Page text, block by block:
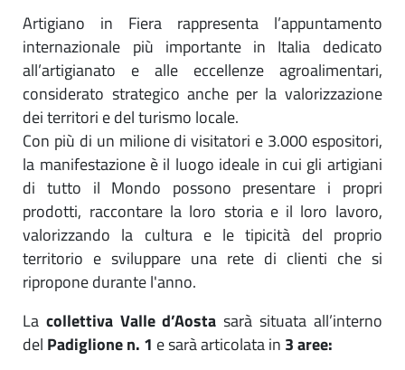
Artigiano in Fiera rappresenta l’appuntamento
internazionale più importante in Italia dedicato
all’artigianato e alle eccellenze agroalimentari,
considerato strategico anche per la valorizzazione
dei territori e del turismo locale.
Con più di un milione di visitatori e 3.000 espositori,
la manifestazione è il luogo ideale in cui gli artigiani
di tutto il Mondo possono presentare i propri
prodotti, raccontare la loro storia e il loro lavoro,
valorizzando la cultura e le tipicità del proprio
territorio e sviluppare una rete di clienti che si
ripropone durante l'anno.
La collettiva Valle d’Aostasarà situata all’interno
del Padiglione n. 1 e sarà articolata in 3 aree: